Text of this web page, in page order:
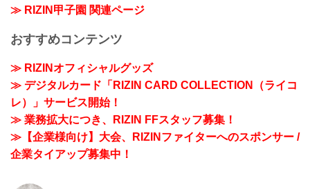
≫ RIZIN甲子園 関連ページ
おすすめコンテンツ
≫ RIZINオフィシャルグッズ
≫ デジタルカード「RIZIN CARD COLLECTION（ライコ
レ）」サービス開始！
≫ 業務拡大につき、RIZIN FFスタッフ募集！
≫【企業様向け】大会、RIZINファイターへのスポンサー /
企業タイアップ募集中！